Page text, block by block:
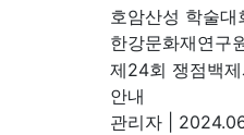
호암산성 학술
한강문화재연구
제24회 쟁점백
안내
관리자